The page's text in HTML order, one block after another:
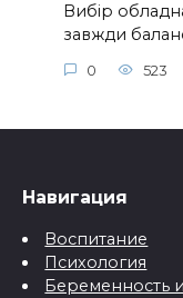
Вибір
завжди
0 523
Навигация
Воспитание
Психология
Беременность